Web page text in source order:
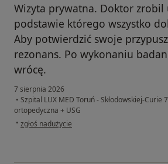
Wizyta prywatna. Doktor zrobil
podstawie którego wszystko
Aby potwierdzić swoje
rezonans. Po wykonaniu
wrócę.
7 sierpnia 2026
• Szpital LUX MED Toruń - Skłodowskiej-Curie
ortopedyczna + USG
• w opinii użytkownika Magdalena
zgłoś nadużycie